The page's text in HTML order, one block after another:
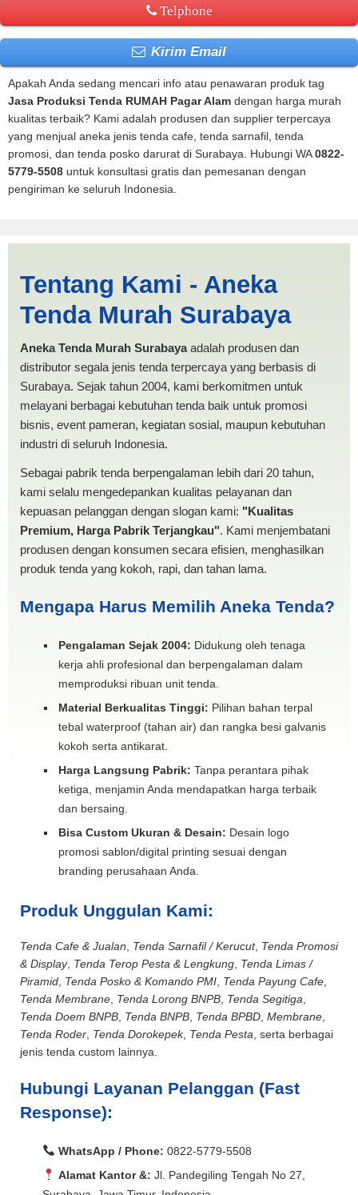
Telphone
Kirim Email
Apakah Anda sedang mencari info atau penawaran produk tag
Jasa Produksi Tenda RUMAH Pagar Alam dengan harga murah
kualitas terbaik? Kami adalah produsen dan supplier terpercaya
yang menjual aneka jenis tenda cafe, tenda sarnafil, tenda
promosi, dan tenda posko darurat di Surabaya. Hubungi WA0822-
5779-5508 untuk konsultasi gratis dan pemesanan dengan
pengiriman ke seluruh Indonesia.
RUMAH Pagar Alam |
PRODUKSI ANEKA TENDA
MURAH
Tentang Kami - Aneka
Tenda Murah Surabaya
Aneka Tenda Murah Surabayaadalah produsen dan
distributor segala jenis tenda terpercaya yang berbasis di
Surabaya. Sejak tahun 2004, kami berkomitmen untuk
melayani berbagai kebutuhan tenda baik untuk promosi
bisnis, event pameran, kegiatan sosial, maupun kebutuhan
industri di seluruh Indonesia.
Sebagai pabrik tenda berpengalaman lebih dari 20 tahun,
kami selalu mengedepankan kualitas pelayanan dan
kepuasan pelanggan dengan slogan kami: "Kualitas
Premium, Harga Pabrik Terjangkau". Kami menjembatani
produsen dengan konsumen secara efisien, menghasilkan
produk tenda yang kokoh, rapi, dan tahan lama.
Mengapa Harus Memilih Aneka Tenda?
Pengalaman Sejak 2004: Didukung oleh tenaga
kerja ahli profesional dan berpengalaman dalam
memproduksi ribuan unit tenda.
Material Berkualitas Tinggi: Pilihan bahan terpal
tebal waterproof (tahan air) dan rangka besi galvanis
kokoh serta antikarat.
Harga Langsung Pabrik: Tanpa perantara pihak
ketiga, menjamin Anda mendapatkan harga terbaik
dan bersaing.
Bisa Custom Ukuran & Desain: Desain logo
promosi sablon/digital printing sesuai dengan
branding perusahaan Anda.
Produk Unggulan Kami:
Tenda Cafe & Jualan Tenda Sarnafil / Kerucut, Tenda Promosi
& Display, Tenda Terop Pesta & Lengkung Tenda Limas /
Piramid Tenda Posko & Komando PMI Tenda Payung Cafe
Tenda Membrane Tenda Lorong BNPB Tenda Segitiga
Tenda Doem BNPB Tenda BNPB Tenda BPBD Membrane
Tenda Roder Tenda Dorokepek, Tenda Pesta , serta berbagai
jenis tenda custom lainnya.
Hubungi Layanan Pelanggan (Fast
Response):
WhatsApp / Phone: 0822-5779-5508
Alamat Kantor &: Jl. Pandegiling Tengah No 27,